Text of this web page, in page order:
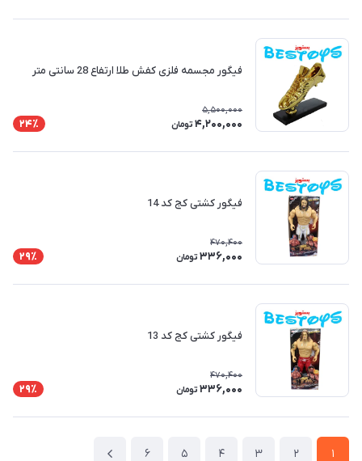
فیگور مجسمه فلزی کفش طلا ارتفاع 28 سانتی متر
5,500,000
4,200,000 تومان 24٪
فیگور کشتی کج کد 14
470,400
336,000 تومان 29٪
فیگور کشتی کج کد 13
470,400
336,000 تومان 29٪
1
2
3
4
5
6